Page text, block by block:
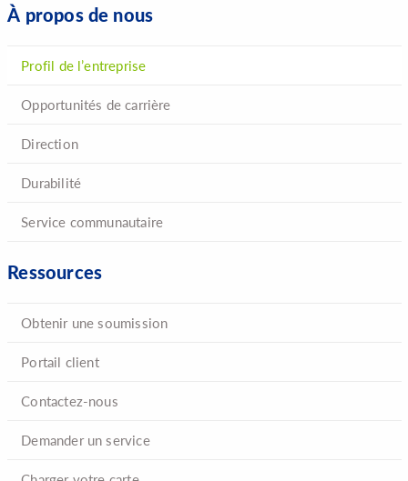
À propos de nous
Profil de l’entreprise
Opportunités de carrière
Direction
Durabilité
Service communautaire
Ressources
Obtenir une soumission
Portail client
Contactez-nous
Demander un service